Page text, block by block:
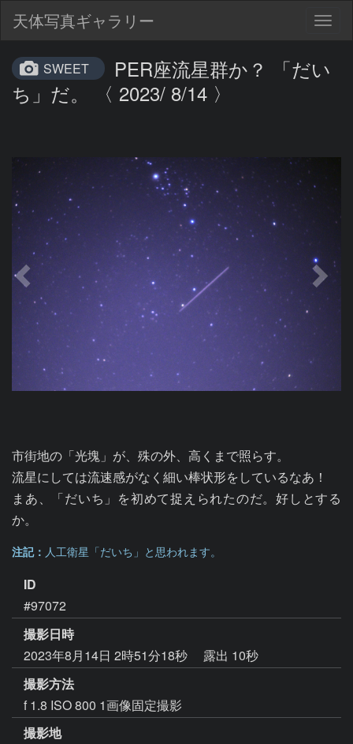
天体写真ギャラリー
SWEET
PER座流星群か？ 「だい
ち」だ。 〈 2023/ 8/14 〉
市街地の「光塊」が、殊の外、高くまで照らす。
流星にしては流速感がなく細い棒状形をしているなあ！
まあ、「だいち」を初めて捉えられたのだ。好しとする
か。
注記： 人工衛星「だいち」と思われます。
ID
#97072
撮影日時
2023年8月14日 2時51分18秒
露出 10秒
撮影方法
f 1.8 ISO 800 1画像固定撮影
撮影地